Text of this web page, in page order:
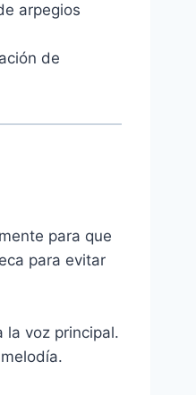
arpegios
de
para que
para evitar
la voz principal.